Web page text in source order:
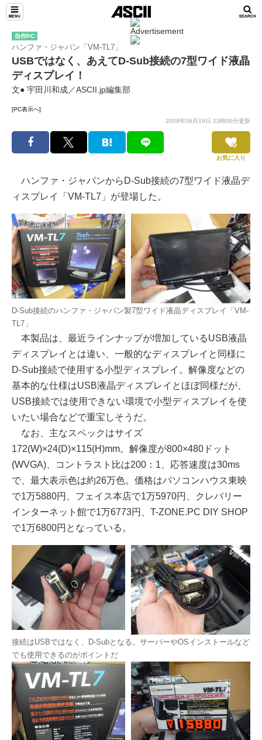
自作PC
ハンファ・ジャパン「VM-TL7」
USBではなく、あえてD-Sub接続の7型ワイド液晶
ディスプレイ！
文● 宇田川和成／ASCII.jp編集部
[PC表示へ]
2009年06月19日 23時00分更新
お気に入り
ハンファ・ジャパンからD-Sub接続の7型ワイド液晶デ
ィスプレイ「VM-TL7」が登場した。
D-Sub接続のハンファ・ジャパン製7型ワイド液晶ディスプレイ「VM-
TL7」
本製品は、最近ラインナップが増加しているUSB液晶
ディスプレイとは違い、一般的なディスプレイと同様に
D-Sub接続で使用する小型ディスプレイ。解像度などの
基本的な仕様はUSB液晶ディスプレイとほぼ同様だが、
USB接続では使用できない環境で小型ディスプレイを使
いたい場合などで重宝しそうだ。
なお、主なスペックはサイズ
172(W)×24(D)×115(H)mm。解像度が800×480ドット
(WVGA)、コントラスト比は200：1、応答速度は30ms
で、最大表示色は約26万色。価格はパソコンハウス東映
で1万5880円、フェイス本店で1万5970円、クレバリー
インターネット館で1万6773円、T-ZONE.PC DIY SHOP
で1万6800円となっている。
接続はUSBではなく、D-Subとなる。サーバーやOSインストールなど
でも使用できるのがポイントだ